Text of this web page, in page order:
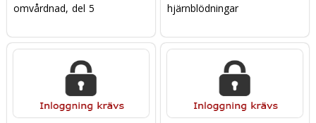
omvårdnad, del 5
hjärnblödningar